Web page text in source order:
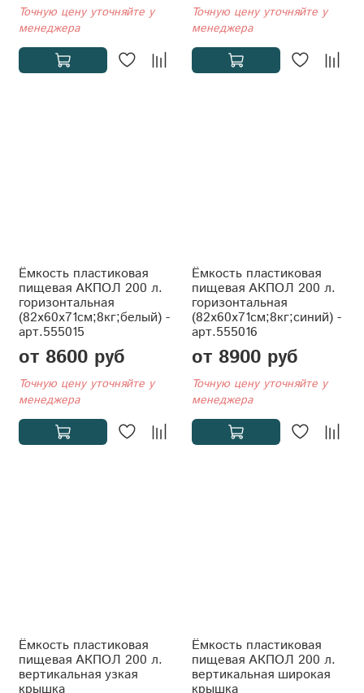
Точную цену уточняйте у
менеджера
Точную цену уточняйте у
менеджера
Ёмкость пластиковая
пищевая АКПОЛ 200 л.
горизонтальная
(82x60x71см;8кг;белый) -
арт.555015
от 8600 руб
Точную цену уточняйте у
менеджера
Ёмкость пластиковая
пищевая АКПОЛ 200 л.
горизонтальная
(82x60x71см;8кг;синий) -
арт.555016
от 8900 руб
Точную цену уточняйте у
менеджера
Ёмкость пластиковая
пищевая АКПОЛ 200 л.
вертикальная узкая
крышка
Ёмкость пластиковая
пищевая АКПОЛ 200 л.
вертикальная широкая
крышка